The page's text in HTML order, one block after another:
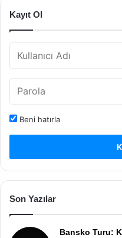
Kayıt Ol
Beni hatırla
Son Yazılar
Bansko Turu: